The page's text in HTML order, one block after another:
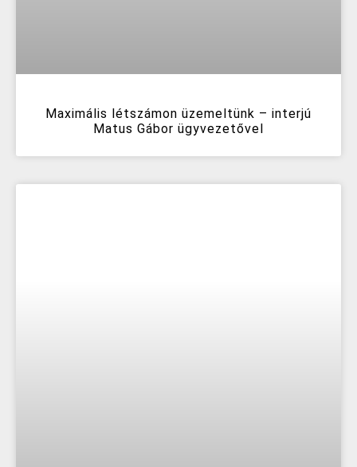
Maximális létszámon üzemeltünk – interjú
Matus Gábor ügyvezetővel